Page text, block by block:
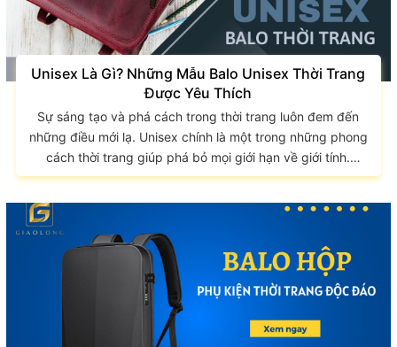
Unisex Là Gì? Những Mẫu Balo Unisex Thời Trang
Được Yêu Thích
Sự sáng tạo và phá cách trong thời trang luôn đem đến
những điều mới lạ. Unisex chính là một trong những phong
cách thời trang giúp phá bỏ mọi giới hạn về giới tính.
Những trang phục và phụ kiện mang phong cách Unisex
mẫu balo Unisex thời trang được yêu thích qua bài viết
sau. Unisex là gì? Unisex là...